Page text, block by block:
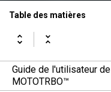
Table des matières
Guide de l'utilisateur
MOTOTRBO™